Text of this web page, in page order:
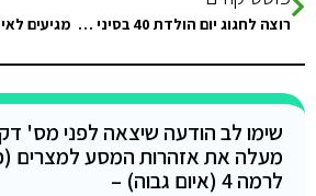
רוצה לחגוג יום הולדת 40 בסיני המלצות על מקום על הים לא חושה…
שימו לב הודעה שיצאה לפני מס'
מעלה את אזהרות המסע למצרים
לרמה 4 (איום גבוה) –